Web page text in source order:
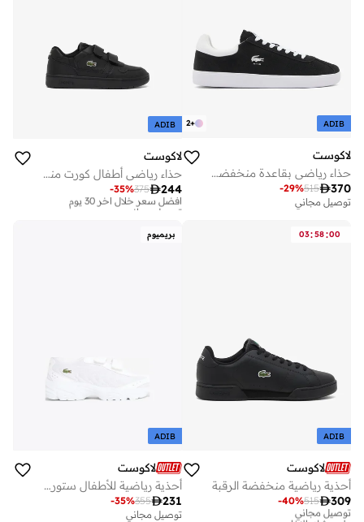
+
2 ADIB
لاكوست
حذاء رياضي بقاعدة منخفضة سنيكرز
370
515
-29%
توصيل مجاني
ADIB
لاكوست
حذاء رياضي أطفال كورت منخفض -
244
375
-35%
أفضل سعر خلال آخر 30 يوم
توصيل مجاني
03:58:00
ADIB
لاكوست
أحذية رياضية منخفضة الرقبة
309
515
-40%
توصيل مجاني
على وشك النفاد
بريميوم
ADIB
لاكوست
أحذية رياضية للأطفال ستورم لايت منخفضة
231
355
-35%
توصيل مجاني